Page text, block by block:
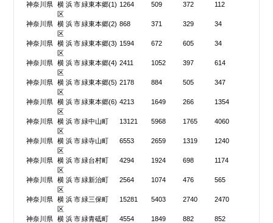
神奈川県
横浜市緑
区
東本郷(1) 1264 509 372 112
神奈川県
横浜市緑
区
東本郷(2) 868 371 329 34
神奈川県
横浜市緑
区
東本郷(3) 1594 672 605 34
神奈川県
横浜市緑
区
東本郷(4) 2411 1052 397 614
神奈川県
横浜市緑
区
東本郷(5) 2178 884 505 347
神奈川県
横浜市緑
区
東本郷(6) 4213 1649 266 1354
神奈川県
横浜市緑
区
中山町 13121 5968 1765 4060
神奈川県
横浜市緑
区
寺山町 6553 2659 1319 1240
神奈川県
横浜市緑
区
台村町 4294 1924 698 1174
神奈川県
横浜市緑
区
新治町 2564 1074 476 565
神奈川県
横浜市緑
区
三保町 15281 5403 2740 2470
神奈川県
横浜市緑青砥町 4554 1849 882 852